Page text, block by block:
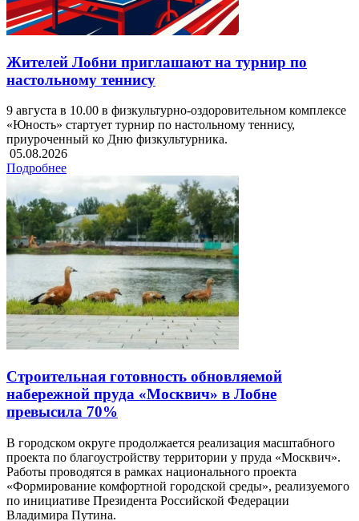
Жителей Лобни приглашают на турнир по
настольному теннису
9 августа в 10.00 в физкультурно-оздоровительном комплексе
«Юность» стартует турнир по настольному теннису,
приуроченный ко Дню физкультурника.
05.08.2026
Подробнее
Строительная готовность обновляемой
набережной пруда «Москвич» в Лобне
превысила 70%
В городском округе продолжается реализация масштабного
проекта по благоустройству территории у пруда «Москвич».
Работы проводятся в рамках национального проекта
«Формирование комфортной городской среды», реализуемого
по инициативе Президента Российской Федерации
Владимира Путина.